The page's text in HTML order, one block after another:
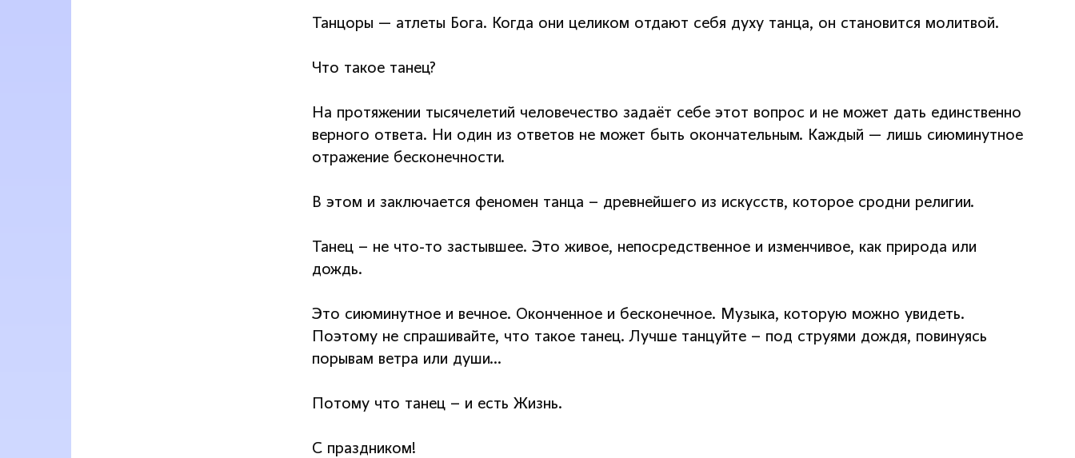
Танцоры — атлеты Бога. Когда они целиком отдают себя духу танца, он становится молитвой.
Что такое танец?
На протяжении тысячелетий человечество задаёт себе этот вопрос и не может дать единственно
верного ответа. Ни один из ответов не может быть окончательным. Каждый — лишь сиюминутное
отражение бесконечности.
В этом и заключается феномен танца – древнейшего из искусств, которое сродни религии.
Танец – не что-то застывшее. Это живое, непосредственное и изменчивое, как природа или
дождь.
Это сиюминутное и вечное. Оконченное и бесконечное. Музыка, которую можно увидеть.
Поэтому не спрашивайте, что такое танец. Лучше танцуйте – под струями дождя, повинуясь
порывам ветра или души…
Потому что танец – и есть Жизнь.
С праздником!